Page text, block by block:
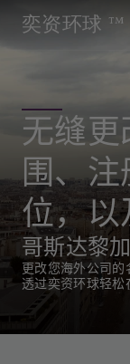
奕资环球 ™
无缝
围、
位，
哥斯达黎
更改您海外公司
透过奕资环球轻松